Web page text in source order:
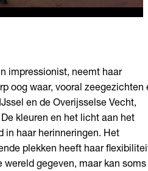
impressionist, neemt haar
oog waar, vooral zeegezichten
en de Overijsselse Vecht,
kleuren en het licht aan het
in haar herinneringen. Het
plekken heeft haar
wereld gegeven, maar kan soms